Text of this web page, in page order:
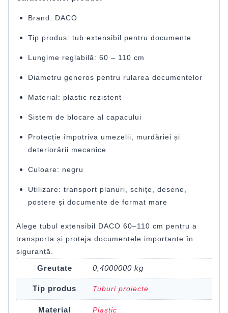
Brand: DACO
Tip produs: tub extensibil pentru documente
Lungime reglabilă: 60 – 110 cm
Diametru generos pentru rularea documentelor
Material: plastic rezistent
Sistem de blocare al capacului
Protecție împotriva umezelii, murdăriei și
deteriorării mecanice
Culoare: negru
Utilizare: transport planuri, schițe, desene,
postere și documente de format mare
Alege tubul extensibil DACO 60–110 cm pentru a
transporta și proteja documentele importante în
siguranță.
Greutate 0,4000000 kg
Tip produs Tuburi proiecte
Material Plastic